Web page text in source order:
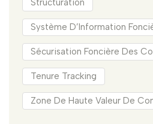
Structuration
Système D’Information
Sécurisation Foncière Des
Tenure Tracking
Zone De Haute Valeur De